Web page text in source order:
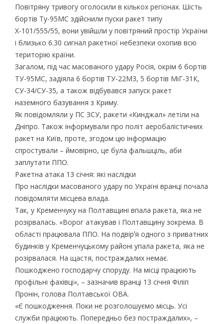
Повітряну тривогу оголосили в кількох регіонах. Шість
бортів Ту-95МС здійснили пуски ракет типу
Х-101/555/55, вони увійшли у повітряний простір України
і близько 6.30 сигнал ракетної небезпеки охопив всю
територію країни.
Загалом, під час масованого удару Росія, окрім 6 бортів
ТУ-95МС, задіяла 6 бортів ТУ-22М3, 5 бортів МіГ-31К,
СУ-34/СУ-35, а також відбувався запуск ракет
наземного базування з Криму.
Як повідомляли у ПС ЗСУ, ракети «Кинджал» летіли на
Дніпро. Також інформували про політ аеробалістичних
ракет на Київ, проте, згодом цю інформацію
спростували – ймовірно, це була фальшціль, аби
заплутати ППО.
Ракетна атака 13 січня: які наслідки
Про наслідки масованого удару по Україні вранці почала
повідомляти місцева влада.
Так, у Кременчуку на Полтавщині впала ракета, яка не
розірвалась. «Ворог атакував і Полтавщину зокрема. В
області працювала ППО. На подвірʼя одного з приватних
будинків у Кременчуцькому районі упала ракета, яка не
розірвалася. На щастя, постраждалих немає.
Пошкоджено господарчу споруду. На місці працюють
профільні фахівці», – зазначив вранці 13 січня Філіп
Пронін, голова Полтавської ОВА.
«Є пошкодження. Поки не розголошуємо місць. Усі
служби працюють. Попередньо без постраждалих», –